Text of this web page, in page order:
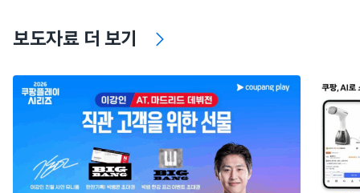
보도자료 더 보기